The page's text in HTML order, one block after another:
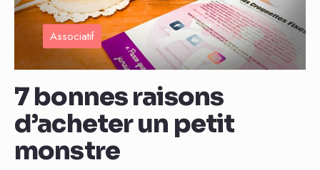
Associatif
7 bonnes raisons
d’acheter un petit
monstre